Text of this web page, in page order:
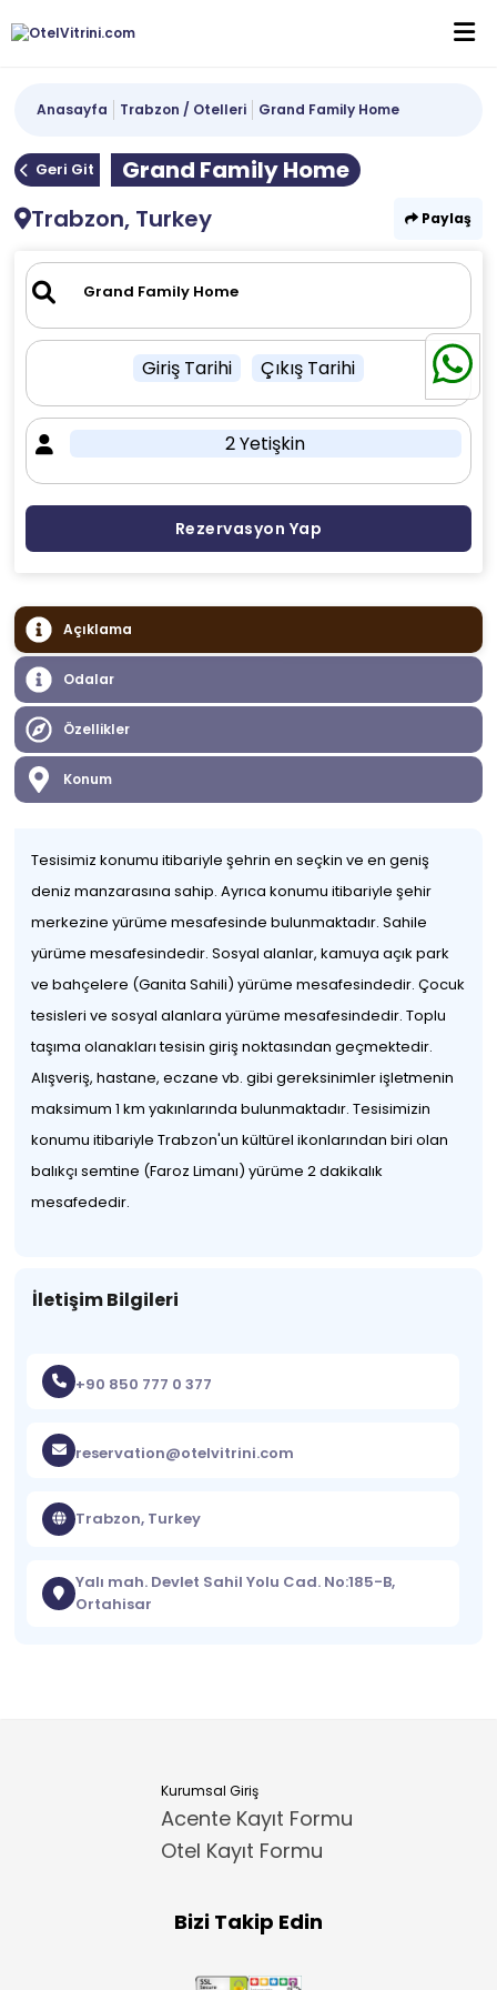
Anasayfa Trabzon / Otelleri Grand Family Home
Geri Git
Grand Family Home
Trabzon, Turkey
Paylaş
Giriş Tarihi Çıkış Tarihi
2 Yetişkin
Rezervasyon Yap
Açıklama
Odalar
Özellikler
Konum
Tesisimiz konumu itibariyle şehrin en seçkin ve en geniş
deniz manzarasına sahip. Ayrıca konumu itibariyle şehir
merkezine yürüme mesafesinde bulunmaktadır. Sahile
yürüme mesafesindedir. Sosyal alanlar, kamuya açık park
ve bahçelere (Ganita Sahili) yürüme mesafesindedir. Çocuk
tesisleri ve sosyal alanlara yürüme mesafesindedir. Toplu
taşıma olanakları tesisin giriş noktasından geçmektedir.
Alışveriş, hastane, eczane vb. gibi gereksinimler işletmenin
maksimum 1 km yakınlarında bulunmaktadır. Tesisimizin
konumu itibariyle Trabzon'un kültürel ikonlarından biri olan
balıkçı semtine (Faroz Limanı) yürüme 2 dakikalık
mesafededir.
İletişim Bilgileri
+90 850 777 0 377
reservation@otelvitrini.com
Trabzon, Turkey
Yalı mah. Devlet Sahil Yolu Cad. No:185-B,
Ortahisar
Kurumsal Giriş
Acente Kayıt Formu
Otel Kayıt Formu
Bizi Takip Edin